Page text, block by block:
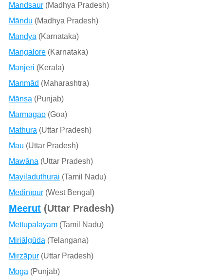
Mandsaur(Madhya Pradesh)
Māndu (Madhya Pradesh)
Mandya (Karnataka)
Mangalore(Karnataka)
Manjeri (Kerala)
Manmād (Maharashtra)
Mānsa (Punjab)
Marmagao(Goa)
Mathura (Uttar Pradesh)
Mau (Uttar Pradesh)
Mawāna (Uttar Pradesh)
Mayiladuthurai (Tamil Nadu)
Medinīpur(West Bengal)
Meerut(Uttar Pradesh)
Mettupalayam(Tamil Nadu)
Miriālgūda (Telangana)
Mirzāpur(Uttar Pradesh)
Moga (Punjab)